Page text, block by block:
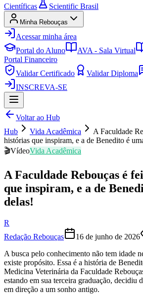
Científicas
Scientific Brasil
Minha Rebouças
Acessar minha área
Portal do Aluno
AVA - Sala Virtual
Portal Financeiro
Validar Certificado
Validar Diploma
INSCREVA-SE
Voltar ao Hub
Hub
Vida Acadêmica
A Faculdade
histórias que inspiram, e a de Benedito é
🎬VídeoVida Acadêmica
A Faculdade Rebouças é
que inspiram, e a de
delas!
R
Redação Rebouças
16 de junho de 2026
A busca pelo conhecimento não tem idade
existe propósito. Essa é a história de
Medicina Veterinária da Faculdade
estando em sua terceira graduação, decidiu
em direção a um sonho antigo.